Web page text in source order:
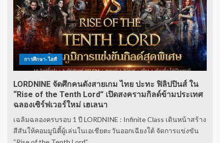
การศึกษา-ไอที
LORDNINE จัดศึกคนดังสายเกม ไทย ปะทะ ฟิลิปปินส์ ใน
“Rise of the Tenth Lord” เปิดสงครามกิลด์ข้ามประเทศ
ฉลองเซิร์ฟเวอร์ใหม่ เฮเลนา
เฉลิมฉลองครบรอบ 1 ปี LORDNINE : Infinite Class เดินหน้าสร้าง
สีสันให้คอมมูนิตี้ผู้เล่นในเอเชียตะวันออกเฉียงใต้ จัดการแข่งขัน